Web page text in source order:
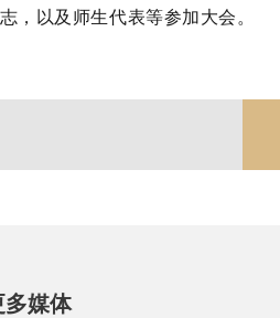
，以及师生代表等参加大会。
多媒体